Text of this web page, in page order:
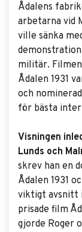
Ådalens
arbetarna vid
ville sänka
militär.
Ådalen 1931
och
för bästa
Visningen
Lunds och
skrev han en
Ådalen 1931
viktigt avsnitt
prisade film
gjorde Roger